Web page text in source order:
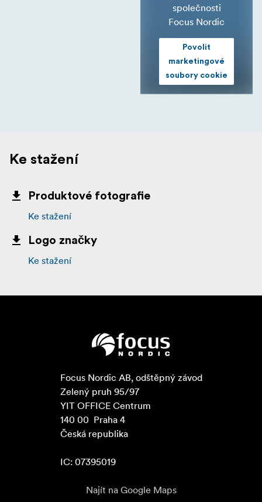
společnosti
Focus Nordic
Povolit
marketingové
soubory cookie
Ke stažení
Produktové fotografie
Ke stažení
Logo značky
Ke stažení
Focus Nordic AB, odštěpný závod
Zelený pruh 95/97
YIT OFFICE Centrum
140 00  Praha 4
Česká republika
IC: 07395019
Najít na Google Maps